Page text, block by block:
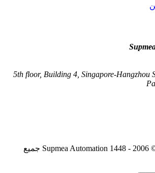
5th floor, Building 4, Singapore-Hangzhou
حقوق الطبع والنشر © 2006 - 1448 Supmea Automation جميع